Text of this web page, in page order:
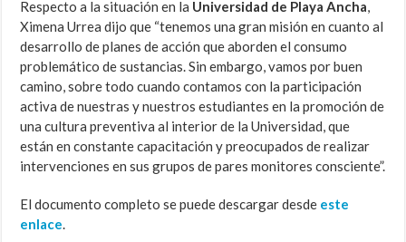
Respecto a la situación en la Universidad de Playa Ancha,
Ximena Urrea dijo que “tenemos una gran misión en cuanto al
desarrollo de planes de acción que aborden el consumo
problemático de sustancias. Sin embargo, vamos por buen
camino, sobre todo cuando contamos con la participación
activa de nuestras y nuestros estudiantes en la promoción de
una cultura preventiva al interior de la Universidad, que
están en constante capacitación y preocupados de realizar
intervenciones en sus grupos de pares monitores consciente”.
El documento completo se puede descargar desde este
enlace.